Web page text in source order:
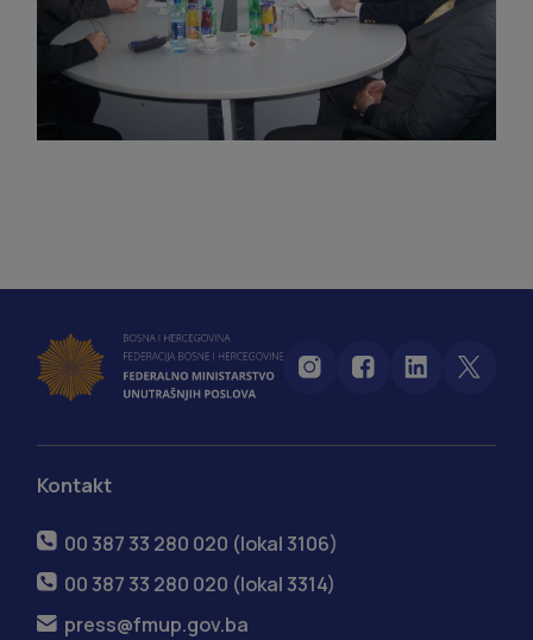
Kontakt
00 387 33 280 020 (lokal 3106)
00 387 33 280 020 (lokal 3314)
press@fmup.gov.ba